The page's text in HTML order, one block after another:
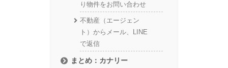
り物件をお問い合わせ
不動産（エージェン
ト）からメール、LINE
で返信
まとめ：カナリー